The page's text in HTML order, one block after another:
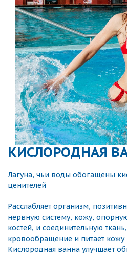
КИСЛОРОДНАЯ
Лагуна, чьи воды обогащены
ценителей
Расслабляет организм,
нервную систему, кожу,
костей, и соединительную
кровообращение и питает кожу
Кислородная ванна улучшает